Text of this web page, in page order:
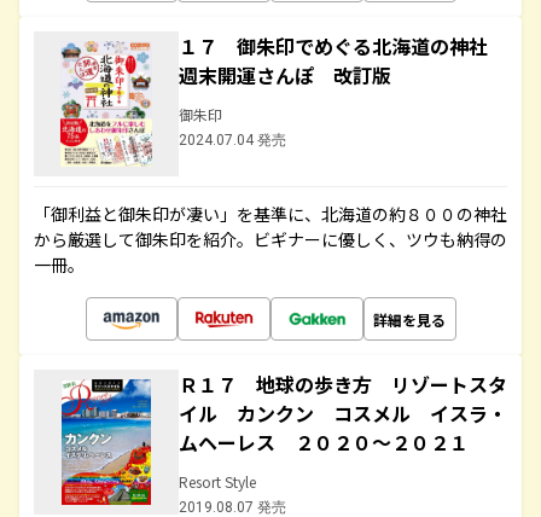
１７ 御朱印でめぐる北海道の神社
週末開運さんぽ 改訂版
御朱印
2024.07.04 発売
「御利益と御朱印が凄い」を基準に、北海道の約８００の神社
から厳選して御朱印を紹介。ビギナーに優しく、ツウも納得の
一冊。
詳細を見る
Ｒ１７ 地球の歩き方 リゾートスタ
イル カンクン コスメル イスラ・
ムヘーレス ２０２０～２０２１
Resort Style
2019.08.07 発売